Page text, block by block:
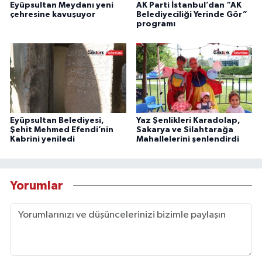
Eyüpsultan Meydanı yeni
çehresine kavuşuyor
AK Parti İstanbul’dan “AK
Belediyeciliği Yerinde Gör”
programı
Eyüpsultan Belediyesi,
Şehit Mehmed Efendi’nin
Kabrini yeniledi
Yaz Şenlikleri Karadolap,
Sakarya ve Silahtarağa
Mahallelerini şenlendirdi
Yorumlar